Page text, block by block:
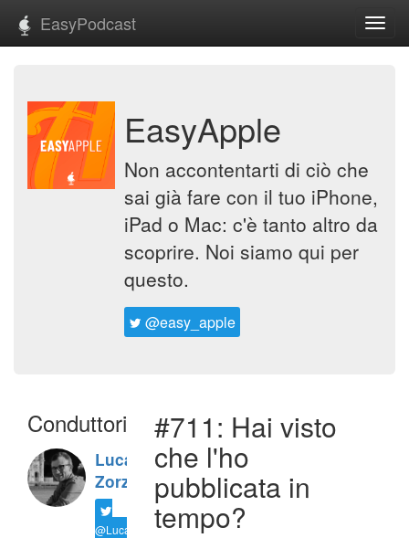
EasyPodcast
EasyApple
Non accontentarti di ciò che
sai già fare con il tuo iPhone,
iPad o Mac: c'è tanto altro da
scoprire. Noi siamo qui per
questo.
@easy_apple
Conduttori
Luca
Zorzi
@LucaTNT
#711: Hai visto
che l'ho
pubblicata in
tempo?